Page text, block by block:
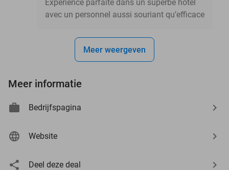
Expérience parfaite dans un superbe hôtel
avec un personnel aussi souriant qu’efficace
Meer weergeven
Meer informatie
Bedrijfspagina
Website
Deel deze deal